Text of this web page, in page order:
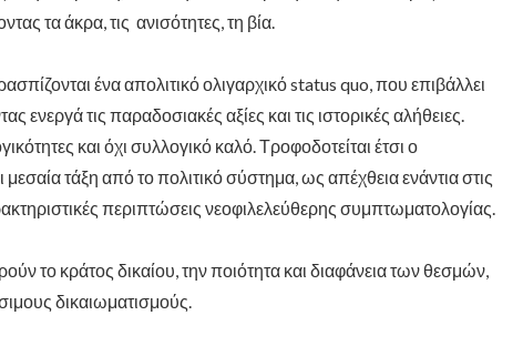
τα άκρα, τις ανισότητες, τη βία.
ένα απολιτικό ολιγαρχικό status quo, που επιβάλλει
ενεργά τις παραδοσιακές αξίες και τις ιστορικές αλήθειες.
και όχι συλλογικό καλό. Τροφοδοτείται έτσι ο
τάξη από το πολιτικό σύστημα, ως απέχθεια ενάντια στις
περιπτώσεις νεοφιλελεύθερης συμπτωματολογίας.
το κράτος δικαίου, την ποιότητα και διαφάνεια των θεσμών,
δικαιωματισμούς.